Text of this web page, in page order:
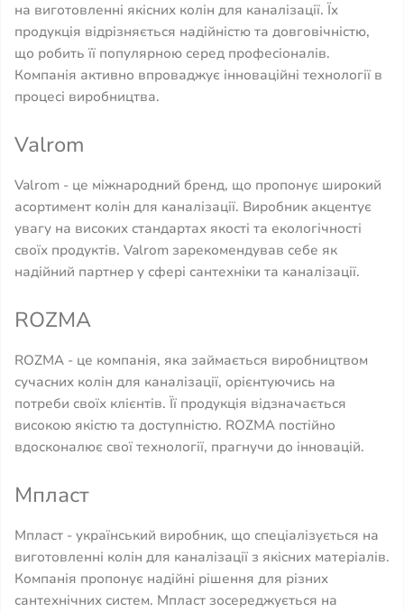
на виготовленні якісних колін для каналізації. Їх
продукція відрізняється надійністю та довговічністю,
що робить її популярною серед професіоналів.
Компанія активно впроваджує інноваційні технології в
процесі виробництва.
Valrom
Valrom - це міжнародний бренд, що пропонує широкий
асортимент колін для каналізації. Виробник акцентує
увагу на високих стандартах якості та екологічності
своїх продуктів. Valrom зарекомендував себе як
надійний партнер у сфері сантехніки та каналізації.
ROZMA
ROZMA - це компанія, яка займається виробництвом
сучасних колін для каналізації, орієнтуючись на
потреби своїх клієнтів. Її продукція відзначається
високою якістю та доступністю. ROZMA постійно
вдосконалює свої технології, прагнучи до інновацій.
Мпласт
Мпласт - український виробник, що спеціалізується на
виготовленні колін для каналізації з якісних матеріалів.
Компанія пропонує надійні рішення для різних
сантехнічних систем. Мпласт зосереджується на